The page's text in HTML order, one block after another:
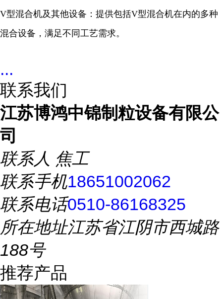
V型混合机及其他设备：提供包括V型混合机在内的多种
混合设备，满足不同工艺需求。
...
联系我们
江苏博鸿中锦制粒设备有限公
司
联系人 焦工
联系手机18651002062
联系电话0510-86168325
所在地址江苏省江阴市西城路
188号
推荐产品